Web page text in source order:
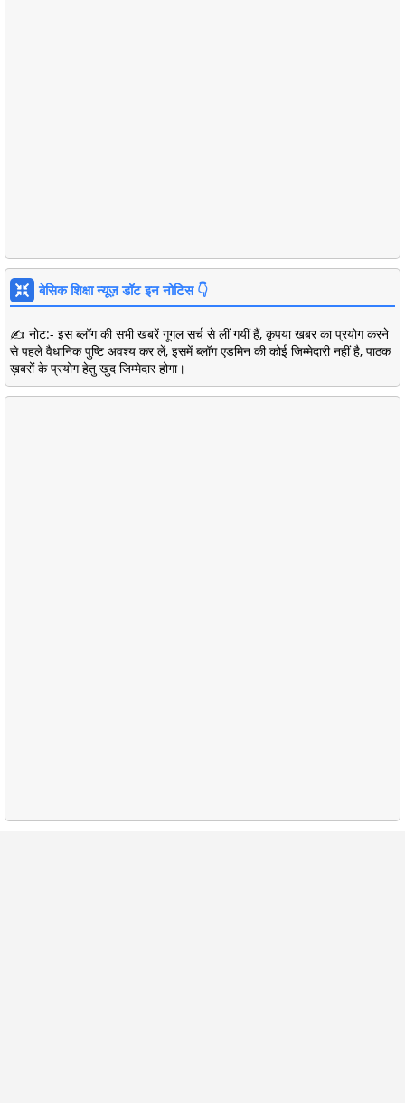
बेसिक शिक्षा न्यूज़ डॉट इन नोटिस 👇
✍️ नोट:- इस ब्लॉग की सभी खबरें गूगल सर्च से लीं गयीं हैं, कृपया खबर का प्रयोग करने
से पहले वैधानिक पुष्टि अवश्य कर लें, इसमें ब्लॉग एडमिन की कोई जिम्मेदारी नहीं है, पाठक
ख़बरों के प्रयोग हेतु खुद जिम्मेदार होगा।